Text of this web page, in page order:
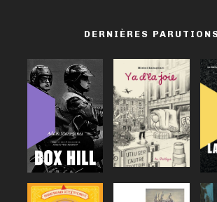
DERNIÈRES PARUTIONS